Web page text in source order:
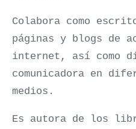
Colabora como
páginas y blogs de
internet, así como
comunicadora en
medios.
Es autora de los